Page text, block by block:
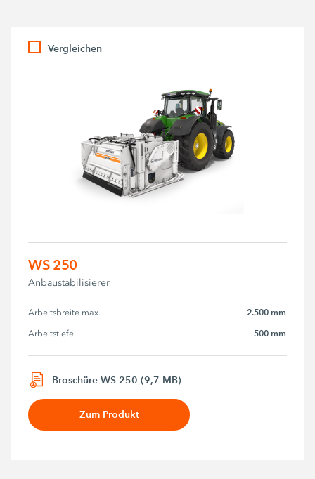
Vergleichen
WS 250
Anbaustabilisierer
Arbeitsbreite max. 2.500 mm
Arbeitstiefe 500 mm
Broschüre WS 250 (9,7 MB)
Zum Produkt